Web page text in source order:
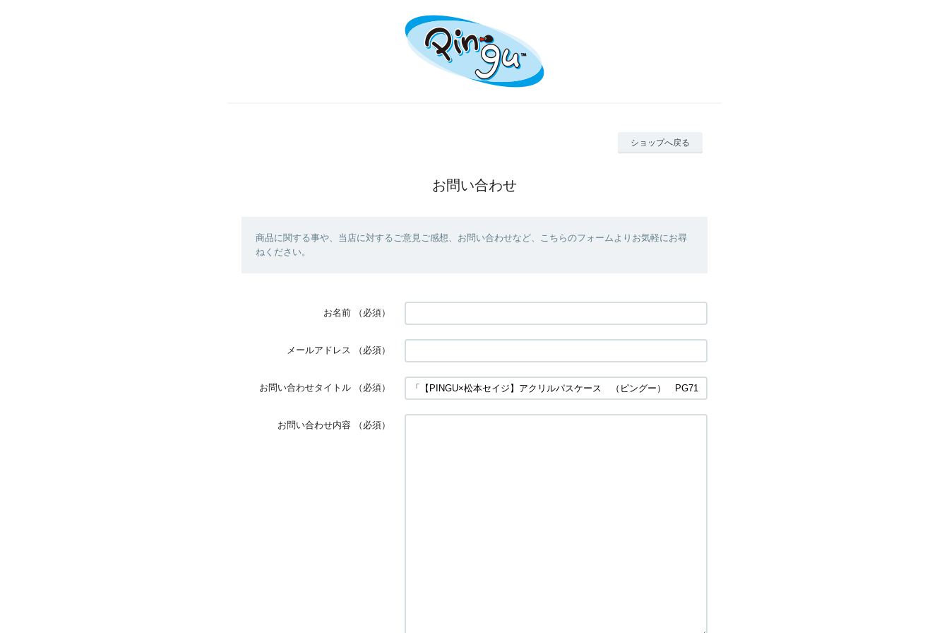
ショップへ戻る
お問い合わせ
商品に関する事や、当店に対するご意見ご感想、お問い合わせなど、こちらのフォームよりお気軽にお尋
ねください。
お名前 （必須）
メールアドレス （必須）
お問い合わせタイトル （必須）
お問い合わせ内容 （必須）